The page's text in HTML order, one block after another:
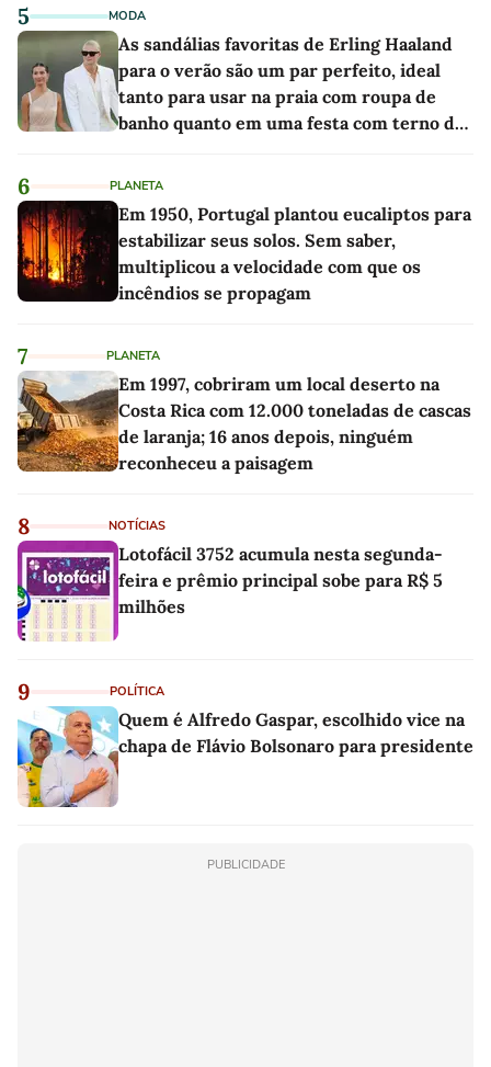
5 MODA
As sandálias favoritas de Erling Haaland
para o verão são um par perfeito, ideal
tanto para usar na praia com roupa de
banho quanto em uma festa com terno de
6 PLANETA
Em 1950, Portugal plantou eucaliptos para
estabilizar seus solos. Sem saber,
multiplicou a velocidade com que os
incêndios se propagam
7 PLANETA
Em 1997, cobriram um local deserto na
Costa Rica com 12.000 toneladas de cascas
de laranja; 16 anos depois, ninguém
reconheceu a paisagem
8 NOTÍCIAS
Lotofácil 3752 acumula nesta segunda-
feira e prêmio principal sobe para R$ 5
milhões
9 POLÍTICA
Quem é Alfredo Gaspar, escolhido vice na
chapa de Flávio Bolsonaro para presidente
PUBLICIDADE